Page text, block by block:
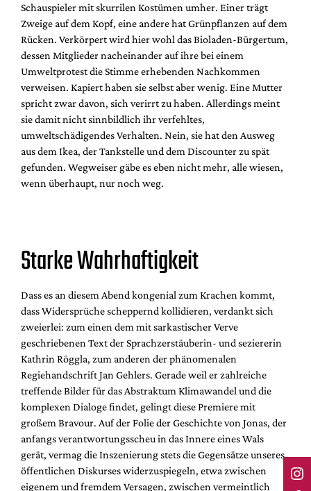
Schauspieler mit skurrilen Kostümen umher. Einer trägt
Zweige auf dem Kopf, eine andere hat Grünpflanzen auf dem
Rücken. Verkörpert wird hier wohl das Bioladen-Bürgertum,
dessen Mitglieder nacheinander auf ihre bei einem
Umweltprotest die Stimme erhebenden Nachkommen
verweisen. Kapiert haben sie selbst aber wenig. Eine Mutter
spricht zwar davon, sich verirrt zu haben. Allerdings meint
sie damit nicht sinnbildlich ihr verfehltes,
umweltschädigendes Verhalten. Nein, sie hat den Ausweg
aus dem Ikea, der Tankstelle und dem Discounter zu spät
gefunden. Wegweiser gäbe es eben nicht mehr, alle wiesen,
wenn überhaupt, nur noch weg.
Starke Wahrhaftigkeit
Dass es an diesem Abend kongenial zum Krachen kommt,
dass Widersprüche scheppernd kollidieren, verdankt sich
zweierlei: zum einen dem mit sarkastischer Verve
geschriebenen Text der Sprachzerstäuberin- und seziererin
Kathrin Röggla, zum anderen der phänomenalen
Regiehandschrift Jan Gehlers. Gerade weil er zahlreiche
treffende Bilder für das Abstraktum Klimawandel und die
komplexen Dialoge findet, gelingt diese Premiere mit
großem Bravour. Auf der Folie der Geschichte von Jonas, der
anfangs verantwortungsscheu in das Innere eines Wals
gerät, vermag die Inszenierung stets die Gegensätze unseres
öffentlichen Diskurses widerzuspiegeln, etwa zwischen
eigenem und fremdem Versagen, zwischen vermeintlich